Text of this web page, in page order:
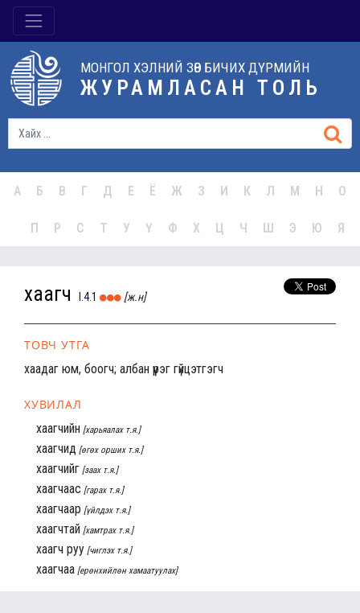
МОНГОЛ ХЭЛНИЙ ЗӨВ БИЧИХ ДҮРМИЙН
ЖУРАМЛАСАН ТОЛЬ
А Б В Г Д Е Ё Ж З И К Л М Н О
П Р С Т У Ү Ф Х Ц Ч Ш Э Ю Я
хаагч I.4.1 [ж.н]
ТОВЧ УТГА
хаадаг юм, боогч; албан үүрэг гүйцэтгэгч
ХУВИЛАЛ
хаагчийн [харьяалах т.я.]
хаагчид [өгөх орших т.я.]
хаагчийг [заах т.я.]
хаагчаас [гарах т.я.]
хаагчаар [үйлдэх т.я.]
хаагчтай [хамтрах т.я.]
хаагч руу [чиглэх т.я.]
хаагчаа [ерөнхийлөн хамаатуулах]